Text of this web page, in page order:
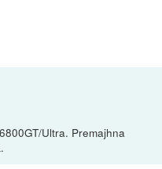
Ultra. Premajhna